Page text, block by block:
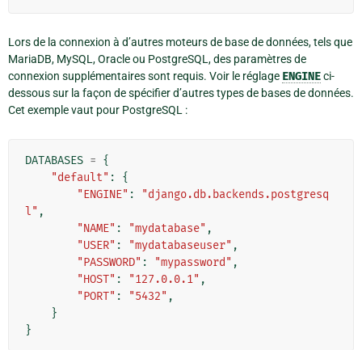
Lors de la connexion à d’autres moteurs de base de données, tels que
MariaDB, MySQL, Oracle ou PostgreSQL, des paramètres de
connexion supplémentaires sont requis. Voir le réglage ENGINEci-
dessous sur la façon de spécifier d’autres types de bases de données.
Cet exemple vaut pour PostgreSQL :
DATABASES = {
"default" :
{
"ENGINE" :
"django.db.backends.postgresq
l" ,
"NAME" : "mydatabase" ,
"USER" : "mydatabaseuser" ,
"PASSWORD" : "mypassword" ,
"HOST" : "127.0.0.1" ,
"PORT" : "5432" ,
}
}